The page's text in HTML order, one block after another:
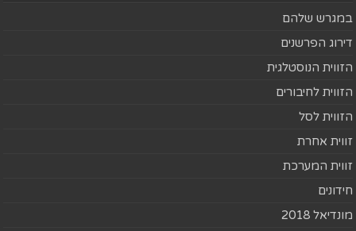
במגרש שלהם
דירוג הפרשנים
הזווית הנוסטלגית
הזווית לחיבורים
הזווית לסל
זווית אחרת
זווית המערכת
חידונים
מונדיאל 2018